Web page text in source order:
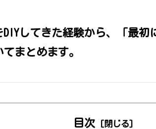
してきた経験から、「最初
まとめます。
目次